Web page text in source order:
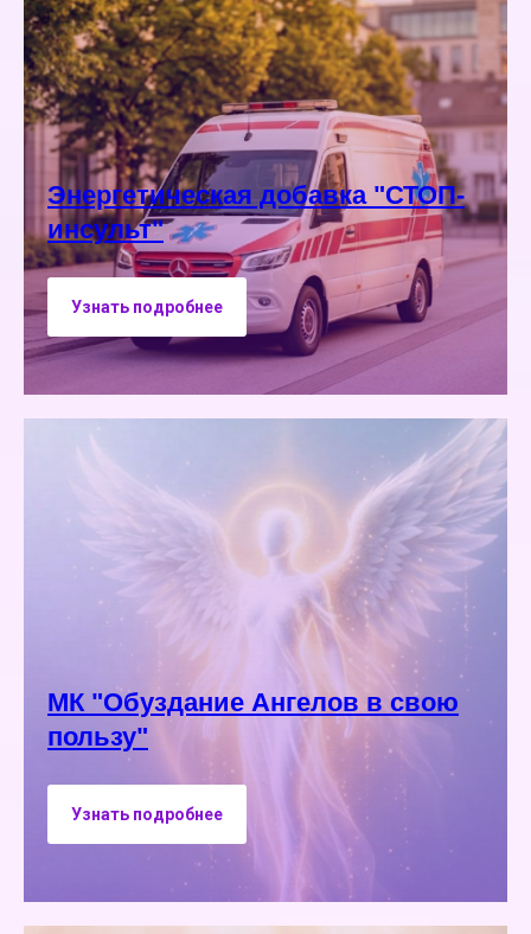
Энергетическая добавка "СТОП-
инсульт"
Узнать подробнее
МК "Обуздание Ангелов в свою
пользу"
Узнать подробнее